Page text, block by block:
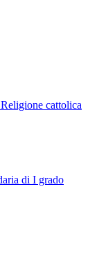
cattolica
di I grado